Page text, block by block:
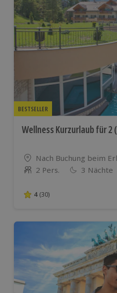
BESTSELLER
Wellness Kurzurlaub für 2
Standort
Nach Buchung beim
Anzahl der Teilnehmer
2 Pers. 3 Nächte
4 von 5 Sternen
4 (30)